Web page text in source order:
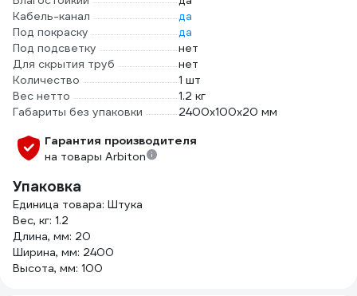
Кабель-канал
да
Под покраску
да
Под подсветку
нет
Для скрытия труб
нет
Количество
1 шт
Вес нетто
1.2 кг
Габариты без упаковки
2400х100х20 мм
Гарантия производителя
на товары Arbiton
Упаковка
Единица товара: Штука
Вес, кг: 1.2
Длина, мм: 20
Ширина, мм: 2400
Высота, мм: 100